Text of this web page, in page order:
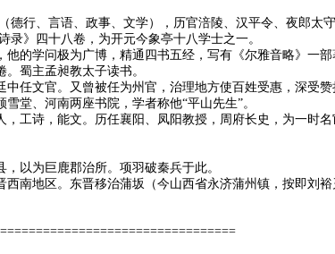
德行、言语、政事、文学），历官涪陵、汉平令、夜郎太守
录》四十八卷，为开元今象亭十八学士之一。
他的学问极为广博，精通四书五经，写有《尔雅音略》一
蜀主孟昶教太子读书。
任文官。又曾被任为州官，治理地方使百姓受惠，深受赞
堂、河南两座书院，学者称他“平山先生”。
工诗，能文。历任襄阳、凤阳教授，周府长史，为一时名
以为巨鹿郡治所。项羽破秦兵于此。
西南地区。东晋移治蒲坂（今山西省永济蒲州镇，按即刘